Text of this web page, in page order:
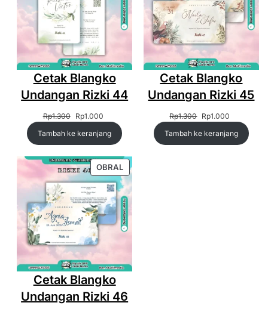
Cetak Blangko
Undangan Rizki 44
Rp1.300
Harga
adalah:
Rp1.000
saat
ini
Rp1.000.
Tambah ke keranjang
Cetak Blangko
Undangan Rizki 45
Rp1.300 Harga
adalah:
Rp1.000
saat
ini
Tambah ke keranjang
OBRAL PRODUK
DENGAN
DISKON
Cetak Blangko
Undangan Rizki 46